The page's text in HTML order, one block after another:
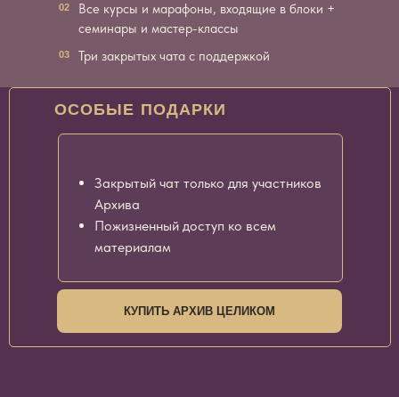
ОСОБЫЕ ПОДАРКИ
Закрытый чат только для участников
Архива
Пожизненный доступ ко всем
материалам
КУПИТЬ АРХИВ ЦЕЛИКОМ
02
Все курсы и марафоны, входящие в блоки +
семинары и мастер-классы
03 Три закрытых чата с поддержкой